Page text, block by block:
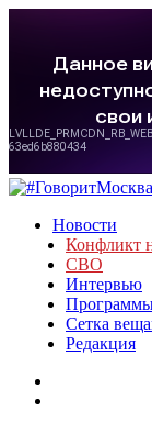
Новости
Конфликт
СВО
Интервью
Сетка
Редакция